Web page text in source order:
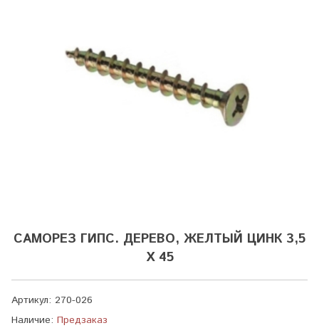
САМОРЕЗ ГИПС. ДЕРЕВО, ЖЕЛТЫЙ ЦИНК 3,5
Х 45
Артикул: 270-026
Наличие: Предзаказ